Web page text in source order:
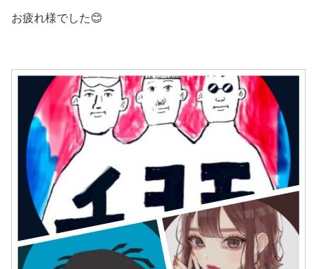
お疲れ様でした😊